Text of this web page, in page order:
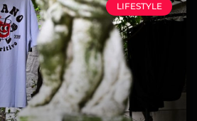
LIFESTYLE